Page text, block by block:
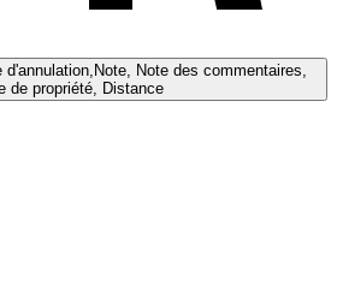
d'annulation,Note, Note des commentaires,
de propriété, Distance